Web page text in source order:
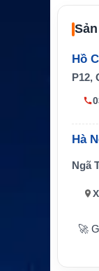
Pin
Khả
point
Hồ
P12,
Hà
Ngã
🚀